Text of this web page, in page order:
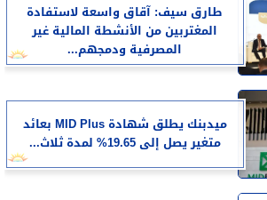
طارق سيف: آقاق واسعة لاستفادة
المغتربين من الأنشطة المالية غير
المصرفية ودمجهم...
ميدبنك يطلق شهادة MID Plus بعائد
متغير يصل إلى 19.65% لمدة ثلاث...